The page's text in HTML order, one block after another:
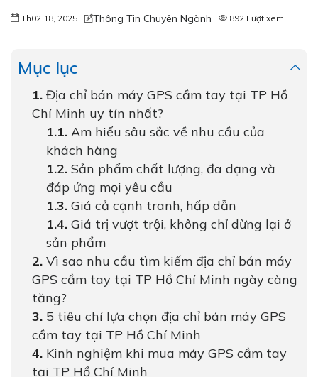
Th02 18, 2025 Thông Tin Chuyên Ngành 892 Lượt xem
Mục lục
Địa chỉ bán máy GPS cầm tay tại TP Hồ
Chí Minh uy tín nhất?
Am hiểu sâu sắc về nhu cầu của
khách hàng
Sản phẩm chất lượng, đa dạng và
đáp ứng mọi yêu cầu
Giá cả cạnh tranh, hấp dẫn
Giá trị vượt trội, không chỉ dừng lại ở
sản phẩm
Vì sao nhu cầu tìm kiếm địa chỉ bán máy
GPS cầm tay tại TP Hồ Chí Minh ngày càng
tăng?
5 tiêu chí lựa chọn địa chỉ bán máy GPS
cầm tay tại TP Hồ Chí Minh
Kinh nghiệm khi mua máy GPS cầm tay
tại TP Hồ Chí Minh